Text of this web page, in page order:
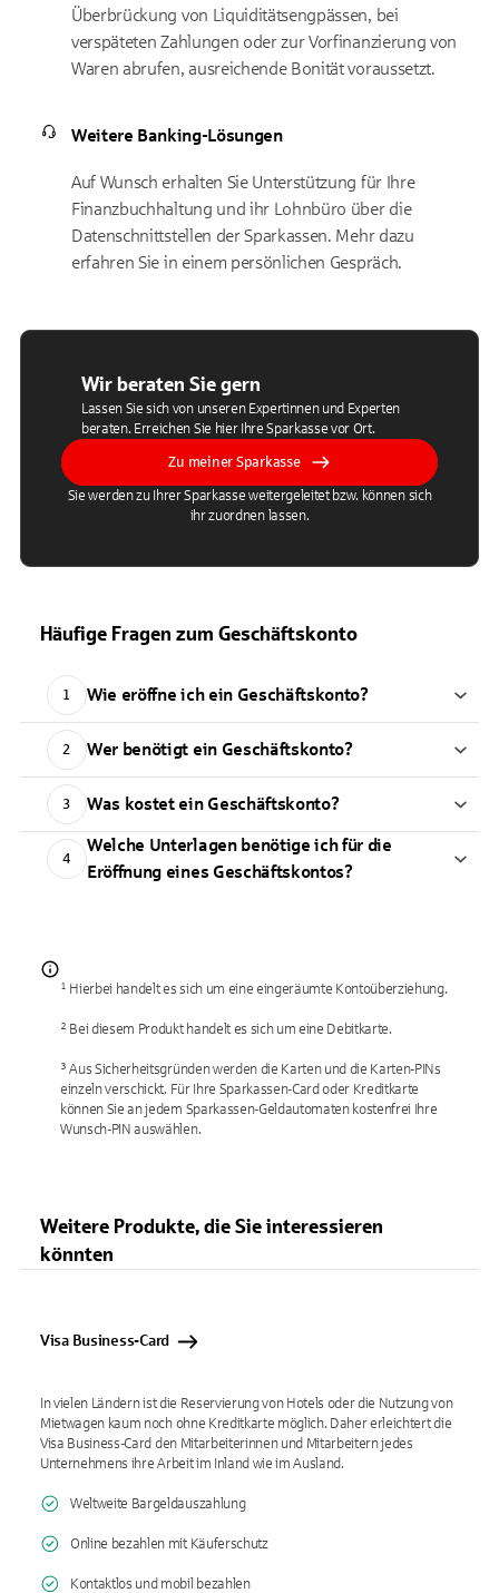
Überbrückung von Liquiditätsengpässen, bei
verspäteten Zahlungen oder zur Vorfinanzierung von
Waren abrufen, ausreichende Bonität voraussetzt.
Weitere Banking-Lösungen
Auf Wunsch erhalten Sie Unterstützung für Ihre
Finanzbuchhaltung und ihr Lohnbüro über die
Datenschnittstellen der Sparkassen. Mehr dazu
erfahren Sie in einem persönlichen Gespräch.
Wir beraten Sie gern
Lassen Sie sich von unseren Expertinnen und Experten
beraten. Erreichen Sie hier Ihre Sparkasse vor Ort.
Zu meiner Sparkasse
Sie werden zu Ihrer Sparkasse weitergeleitet bzw. können sich
ihr zuordnen lassen.
Häufige Fragen zum Geschäftskonto
1 Wie eröffne ich ein Geschäftskonto?
2 Wer benötigt ein Geschäftskonto?
3 Was kostet ein Geschäftskonto?
4
Welche Unterlagen benötige ich für die
Eröffnung eines Geschäftskontos?
¹ Hierbei handelt es sich um eine eingeräumte Kontoüberziehung.
² Bei diesem Produkt handelt es sich um eine Debitkarte.
³ Aus Sicherheitsgründen werden die Karten und die Karten-PINs
einzeln verschickt. Für Ihre Sparkassen-Card oder Kreditkarte
können Sie an jedem Sparkassen-Geldautomaten kostenfrei Ihre
Wunsch-PIN auswählen.
Weitere Produkte, die Sie interessieren
könnten
Visa Business-Card
In vielen Ländern ist die Reservierung von Hotels oder die Nutzung von
Mietwagen kaum noch ohne Kreditkarte möglich. Daher erleichtert die
Visa Business-Card den Mitarbeiterinnen und Mitarbeitern jedes
Unternehmens ihre Arbeit im Inland wie im Ausland.
Weltweite Bargeldauszahlung
Online bezahlen mit Käuferschutz
Kontaktlos und mobil bezahlen